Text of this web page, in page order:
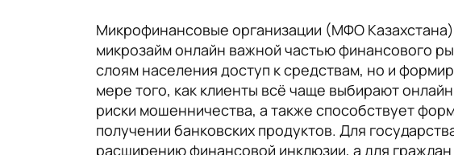
Микрофинансовые организации (МФО Казахстана)
микрозайм онлайн важной частью финансового
слоям населения доступ к средствам, но и
мере того, как клиенты всё чаще выбирают
риски мошенничества, а также способствует
получении банковских продуктов. Для
расширению финансовой инклюзии, а для